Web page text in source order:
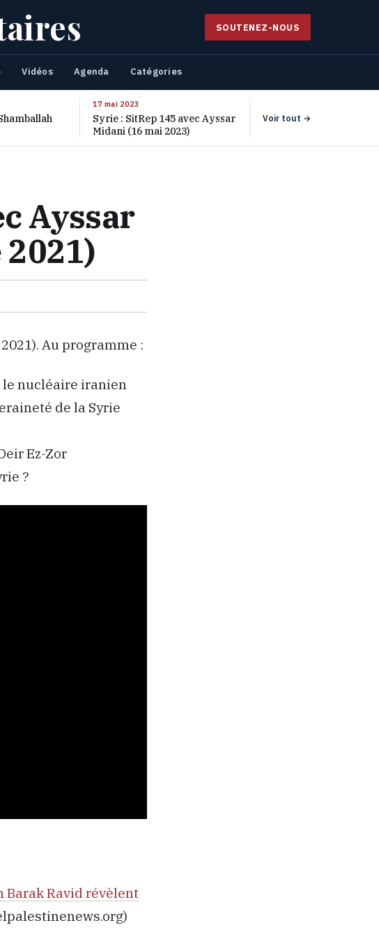
SOUTENEZ-NOUS
Vidéos Agenda Catégories
17 mai 2023
Syrie : SitRep 145 avec Ayssar
Midani (16 mai 2023)
Voir tout →
Ayssar
Au programme :
le nucléaire iranien
de la Syrie
Ez-Zor
?
Ravid révèlent